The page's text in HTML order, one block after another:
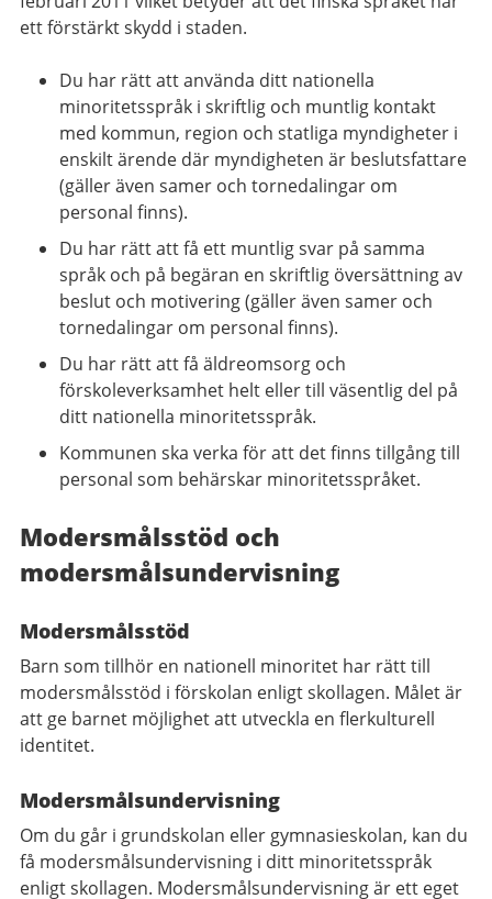
ett förstärkt skydd i staden.
Du har rätt att använda ditt nationella
minoritetsspråk i skriftlig och muntlig kontakt
med kommun, region och statliga myndigheter i
enskilt ärende där myndigheten är beslutsfattare
(gäller även samer och tornedalingar om
personal finns).
Du har rätt att få ett muntlig svar på samma
språk och på begäran en skriftlig översättning av
beslut och motivering (gäller även samer och
tornedalingar om personal finns).
Du har rätt att få äldreomsorg och
förskoleverksamhet helt eller till väsentlig del på
ditt nationella minoritetsspråk.
Kommunen ska verka för att det finns tillgång till
personal som behärskar minoritetsspråket.
Modersmålsstöd och
modersmålsundervisning
Modersmålsstöd
Barn som tillhör en nationell minoritet har rätt till
modersmålsstöd i förskolan enligt skollagen. Målet är
att ge barnet möjlighet att utveckla en flerkulturell
identitet.
Modersmålsundervisning
Om du går i grundskolan eller gymnasieskolan, kan du
få modersmålsundervisning i ditt minoritetsspråk
enligt skollagen. Modersmålsundervisning är ett eget